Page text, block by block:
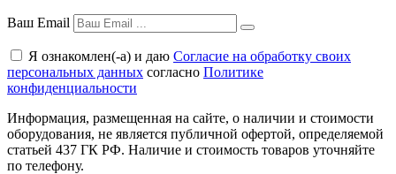
Ваш Email
Я ознакомлен(-а) и даю Согласие на обработку своих
персональных данных согласно Политике
конфиденциальности
Информация, размещенная на сайте, о наличии и стоимости
оборудования, не является публичной офертой, определяемой
статьей 437 ГК РФ. Наличие и стоимость товаров уточняйте
по телефону.